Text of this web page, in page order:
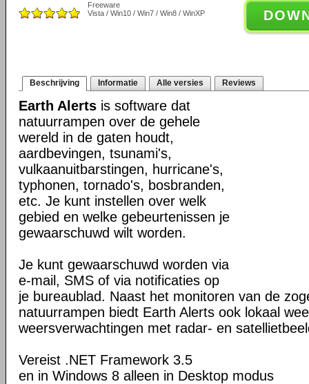
Freeware
Vista / Win10 / Win7 / Win8 / WinXP
Beschrijving Informatie Alle versies Reviews
Earth Alerts is software dat
natuurrampen over de gehele
wereld in de gaten houdt,
aardbevingen, tsunami's,
vulkaanuitbarstingen, hurricane's,
typhonen, tornado's, bosbranden,
etc. Je kunt instellen over welk
gebied en welke gebeurtenissen je
gewaarschuwd wilt worden.
Je kunt gewaarschuwd worden via
e-mail, SMS of via notificaties op
je bureaublad. Naast het monitoren van de
natuurrampen biedt Earth Alerts ook lokaal
weersverwachtingen met radar- en
Vereist .NET Framework 3.5
en in Windows 8 alleen in Desktop modus